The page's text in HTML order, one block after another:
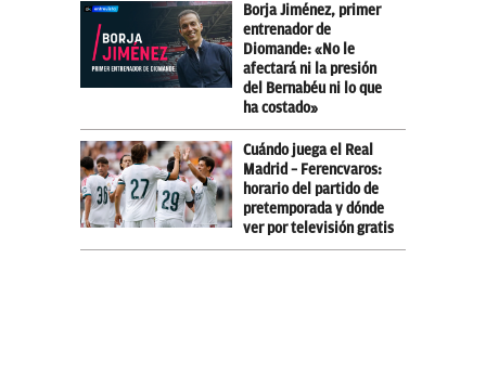
Borja Jiménez, primer
entrenador de
Diomande: «No le
afectará ni la presión
del Bernabéu ni lo que
ha costado»
Cuándo juega el Real
Madrid – Ferencvaros:
horario del partido de
pretemporada y dónde
ver por televisión gratis